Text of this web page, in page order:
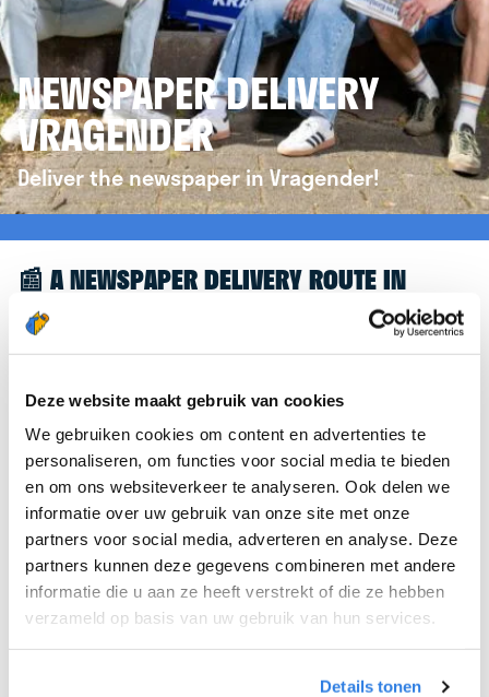
Deze website maakt gebruik van cookies
We gebruiken cookies om content en advertenties te
personaliseren, om functies voor social media te bieden
en om ons websiteverkeer te analyseren. Ook delen we
informatie over uw gebruik van onze site met onze
partners voor social media, adverteren en analyse. Deze
partners kunnen deze gegevens combineren met andere
informatie die u aan ze heeft verstrekt of die ze hebben
verzameld op basis van uw gebruik van hun services.
Details tonen
NEWSPAPER DELIVERY
VRAGENDER
Deliver the newspaper in Vragender!
📰 A NEWSPAPER DELIVERY ROUTE IN
VRAGENDER
Great to see you're interested in a newspaper
we’d like to refer you to thekrantenbezorgen.nl
website. There, you can easily sign up to deliver
newspapers in Vragender.
We hope you can get started soon and wish you
the best of luck! 🚴‍♂️💨